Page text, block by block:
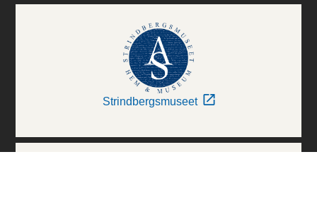
Strindbergsmuseet